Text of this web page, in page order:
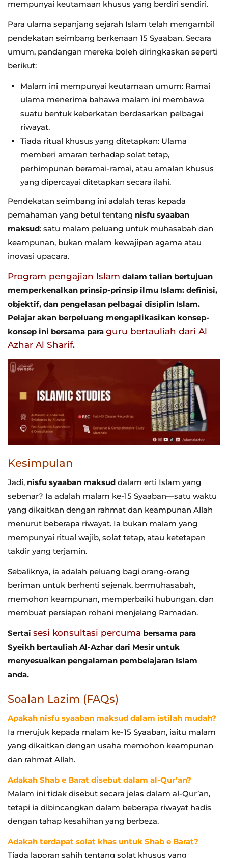
mempunyai keutamaan khusus yang berdiri sendiri.
Para ulama sepanjang sejarah Islam telah mengambil
pendekatan seimbang berkenaan 15 Syaaban. Secara
umum, pandangan mereka boleh diringkaskan seperti
berikut:
Malam ini mempunyai keutamaan umum: Ramai
ulama menerima bahawa malam ini membawa
suatu bentuk keberkatan berdasarkan pelbagai
riwayat.
Tiada ritual khusus yang ditetapkan: Ulama
memberi amaran terhadap solat tetap,
perhimpunan beramai-ramai, atau amalan khusus
yang dipercayai ditetapkan secara ilahi.
Pendekatan seimbang ini adalah teras kepada
pemahaman yang betul tentang nisfu syaaban
maksud: satu malam peluang untuk muhasabah dan
keampunan, bukan malam kewajipan agama atau
inovasi upacara.
Program pengajian Islam dalam talian bertujuan
memperkenalkan prinsip-prinsip ilmu Islam: definisi,
objektif, dan pengelasan pelbagai disiplin Islam.
Pelajar akan berpeluang mengaplikasikan konsep-
konsep ini bersama para guru bertauliah dari Al
Azhar Al Sharif.
Kesimpulan
Jadi, nisfu syaaban maksud dalam erti Islam yang
sebenar? Ia adalah malam ke-15 Syaaban—satu waktu
yang dikaitkan dengan rahmat dan keampunan Allah
menurut beberapa riwayat. Ia bukan malam yang
mempunyai ritual wajib, solat tetap, atau ketetapan
takdir yang terjamin.
Sebaliknya, ia adalah peluang bagi orang-orang
beriman untuk berhenti sejenak, bermuhasabah,
memohon keampunan, memperbaiki hubungan, dan
membuat persiapan rohani menjelang Ramadan.
Sertai sesi konsultasi percuma bersama para
Syeikh bertauliah Al-Azhar dari Mesir untuk
menyesuaikan pengalaman pembelajaran Islam
anda.
Soalan Lazim (FAQs)
Apakah nisfu syaaban maksud dalam istilah mudah?
Ia merujuk kepada malam ke-15 Syaaban, iaitu malam
yang dikaitkan dengan usaha memohon keampunan
dan rahmat Allah.
Adakah Shab e Barat disebut dalam al-Qur’an?
Malam ini tidak disebut secara jelas dalam al-Qur’an,
tetapi ia dibincangkan dalam beberapa riwayat hadis
dengan tahap kesahihan yang berbeza.
Adakah terdapat solat khas untuk Shab e Barat?
Tiada laporan sahih tentang solat khusus yang